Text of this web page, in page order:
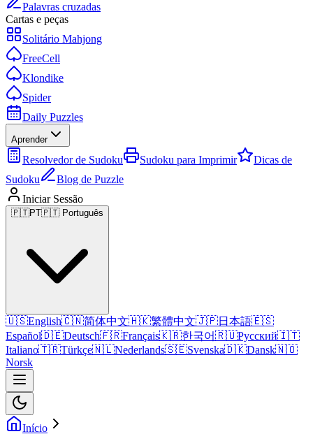
Palavras cruzadas
Cartas e peças
Solitário Mahjong
FreeCell
Klondike
Spider
Daily Puzzles
Aprender
Resolvedor de Sudoku Sudoku para Imprimir
Dicas de
Sudoku
Blog de Puzzle
Iniciar Sessão
🇵🇹PT🇵🇹 Português
🇺🇸English🇨🇳简体中文🇭🇰繁體中文🇯🇵日本語🇪🇸
Español🇩🇪Deutsch🇫🇷Français🇰🇷한국어🇷🇺Русский🇮🇹
Italiano🇹🇷Türkçe🇳🇱Nederlands🇸🇪Svenska🇩🇰Dansk🇳🇴
Norsk
Início